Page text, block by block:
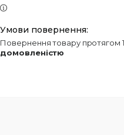
повернення товару протягом
домовленістю